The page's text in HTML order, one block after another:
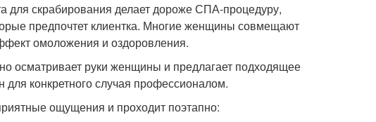
для скрабирования делает дороже СПА-процедуру,
предпочтет клиентка. Многие женщины совмещают
омоложения и оздоровления.
осматривает руки женщины и предлагает подходящее
для конкретного случая профессионалом.
ощущения и проходит поэтапно: